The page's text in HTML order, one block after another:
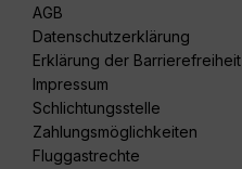
AGB
Datenschutzerklärung
Erklärung der Barrierefreiheit
Impressum
Schlichtungsstelle
Zahlungsmöglichkeiten
Fluggastrechte